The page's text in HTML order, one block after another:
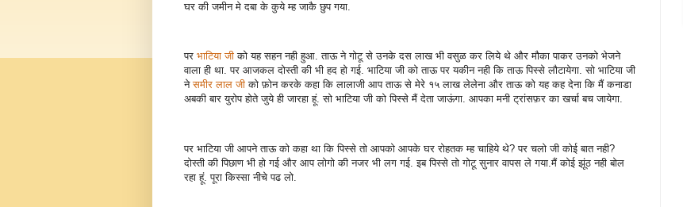
घर की जमीन मे दबा के कुये म्ह जाकै छुप गया.
पर भाटिया जी को यह सहन नही हुआ. ताऊ ने गोटू से उनके दस लाख भी वसुळ कर लिये थे और मौका पाकर उनको भेजने
वाला ही था. पर आजकल दोस्ती की भी हद हो गई. भाटिया जी को ताऊ पर यकीन नही कि ताऊ पिस्से लौटायेगा. सो भाटिया जी
नेसमीर लाल जी को फ़ोन करके कहा कि लालाजी आप ताऊ से मेरे १५ लाख लेलेना और ताऊ को यह कह देना कि मैं कनाडा
अबकी बार युरोप होते जुये ही जारहा हूं. सो भाटिया जी को पिस्से मैं देता जाऊंगा. आपका मनी ट्रांसफ़र का खर्चा बच जायेगा.
पर भाटिया जी आपने ताऊ को कहा था कि पिस्से तो आपको आपके घर रोहतक म्ह चाहिये थे? पर चलो जी कोई बात नही?
दोस्ती की पिछाण भी हो गई और आप लोगो की नजर भी लग गई. इब पिस्से तो गोटू सुनार वापस ले गया.मैं कोई झूंठ नही बोल
रहा हूं. पूरा किस्सा नीचे पढ लो.